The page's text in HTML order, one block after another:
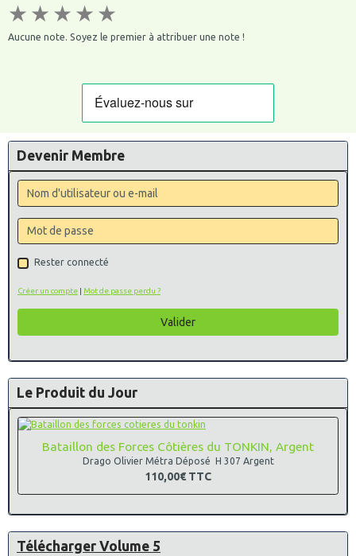
★ ★ ★ ★ ★
Aucune note. Soyez le premier à attribuer une note !
Devenir Membre
Rester connecté
Créer un compte | Mot de passe perdu ?
Valider
Le Produit du Jour
Bataillon des Forces Côtières du TONKIN, Argent
Drago Olivier Métra Déposé H 307 Argent
110,00€ TTC
Télécharger Volume 5